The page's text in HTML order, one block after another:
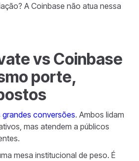
A Coinbase não atua nessa
vs Coinbase
porte,
grandes conversões. Ambos lidam
mas atendem a públicos
mesa institucional de peso. É